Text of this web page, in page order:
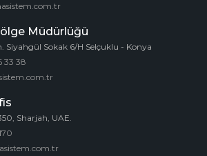
Müdürlüğü
Siyahgül Sokak 6/H Selçuklu - Konya
33 38
Sharjah, UAE.